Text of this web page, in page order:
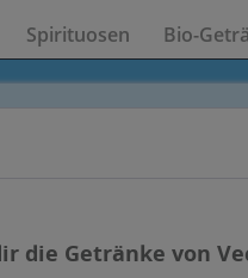
Spirituosen Bio-
die Getränke von